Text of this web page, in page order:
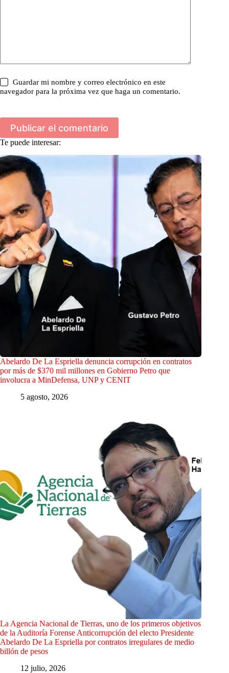
Guardar mi nombre y correo electrónico en este
navegador para la próxima vez que haga un comentario.
Publicar el comentario
Te puede interesar:
Abelardo De La Espriella denuncia corrupción en contratos
por más de $370 mil millones en Gobierno Petro que
involucra a MinDefensa, UNP y CENIT
5 agosto, 2026
La Agencia Nacional de Tierras, uno de los primeros objetivos
de la Auditoría Forense Anticorrupción del electo Presidente
Abelardo De La Espriella por contratos irregulares de medio
billón de pesos
12 julio, 2026